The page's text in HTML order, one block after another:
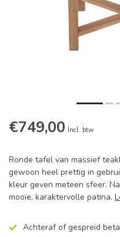
€749,00 Incl. btw
Ronde tafel van massief
gewoon heel prettig in
kleur geven meteen sfeer.
mooie, karaktervolle patina.
Achteraf of gespreid